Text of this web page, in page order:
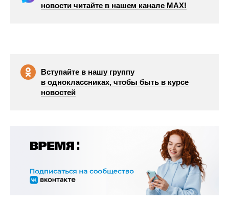
новости читайте в нашем канале МАХ!
Вступайте в нашу группу
в одноклассниках, чтобы быть в курсе
новостей